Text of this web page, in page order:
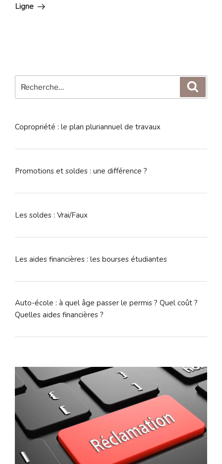
Ligne
pour
Copropriété : le plan pluriannuel de travaux
Promotions et soldes : une différence ?
Les soldes : Vrai/Faux
Les aides financières : les bourses étudiantes
Auto-école : à quel âge passer le permis ? Quel coût ?
Quelles aides financières ?